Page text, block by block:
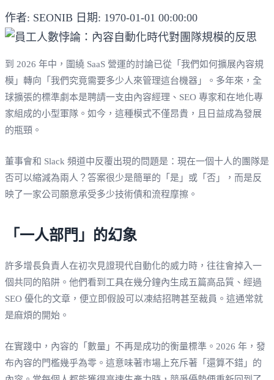
作者: SEONIB 日期: 1970-01-01 00:00:00
到 2026 年中，圍繞 SaaS 營運的討論已從「我們如何擴展內容規
模」轉向「我們究竟需要多少人來管理這台機器」。多年來，全
球擴張的標準劇本是聘請一支由內容經理、SEO 專家和在地化專
家組成的小型軍隊。如今，這種模式不僅昂貴，且日益成為發展
的瓶頸。
董事會和 Slack 頻道中反覆出現的問題是：現在一個十人的團隊是
否可以縮減為兩人？答案很少是簡單的「是」或「否」，而是反
映了一家公司願意承受多少技術債和流程摩擦。
「一人部門」的幻象
許多增長負責人在初次見證現代自動化的威力時，往往會掉入一
個共同的陷阱。他們看到工具在幾分鐘內生成五篇高品質、經過
SEO 優化的文章，便立即假設可以凍結招聘甚至裁員。這通常就
是麻煩的開始。
在實踐中，內容的「數量」不再是成功的衡量標準。2026 年，發
布內容的門檻幾乎為零。這意味著市場上充斥著「還算不錯」的